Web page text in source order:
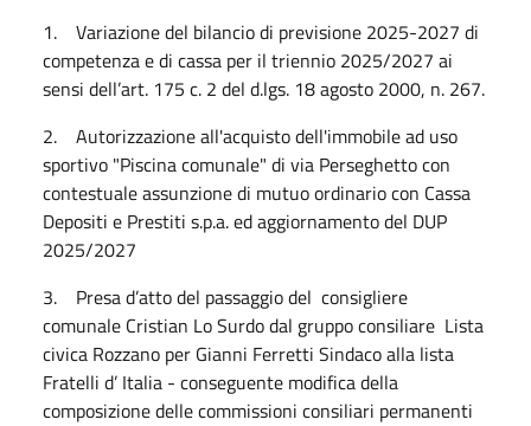
1. Variazione del bilancio di previsione 2025-2027 di
competenza e di cassa per il triennio 2025/2027 ai
sensi dell’art. 175 c. 2 del d.lgs. 18 agosto 2000, n. 267.
2. Autorizzazione all'acquisto dell'immobile ad uso
sportivo "Piscina comunale" di via Perseghetto con
contestuale assunzione di mutuo ordinario con Cassa
Depositi e Prestiti s.p.a. ed aggiornamento del DUP
2025/2027
3. Presa d’atto del passaggio del consigliere
comunale Cristian Lo Surdo dal gruppo consiliare Lista
civica Rozzano per Gianni Ferretti Sindaco alla lista
Fratelli d’ Italia - conseguente modifica della
composizione delle commissioni consiliari permanenti